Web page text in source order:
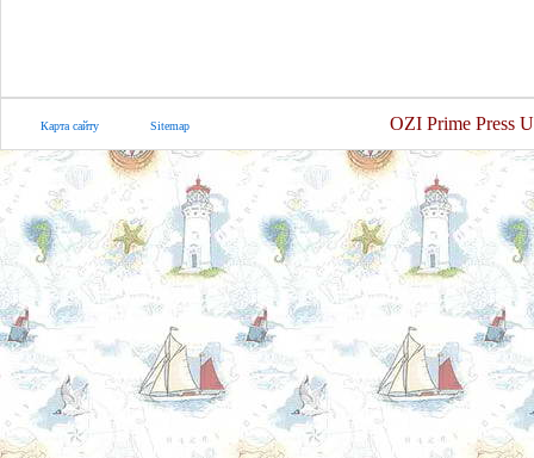
Карта сайту Sitemap OZI Prime Press